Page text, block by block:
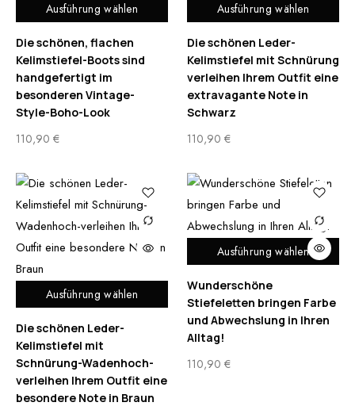
Ausführung wählen
Die schönen, flachen
Kelimstiefel-Boots sind
handgefertigt im
besonderen Vintage-
Style-Boho-Look
110,90 €
Ausführung wählen
Die schönen Leder-
Kelimstiefel mit Schnürung
verleihen Ihrem Outfit eine
extravagante Note in
Schwarz
110,90 €
Ausführung wählen
Die schönen Leder-
Kelimstiefel mit
Schnürung-Wadenhoch-
verleihen Ihrem Outfit eine
besondere Note in Braun
Ausführung wählen
Wunderschöne
Stiefeletten bringen Farbe
und Abwechslung in Ihren
Alltag!
110,90 €